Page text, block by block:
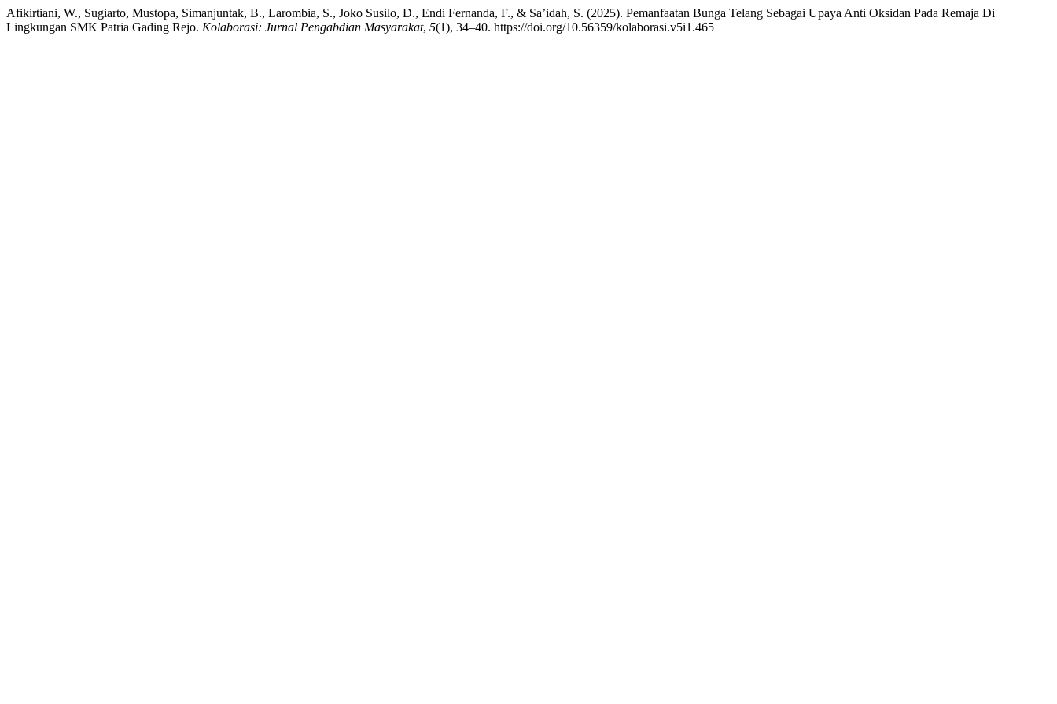
Afikirtiani, W., Sugiarto, Mustopa, Simanjuntak, B., Larombia, S., Joko Susilo, D., Endi Fernanda, F., & Sa’idah, S. (2025). Pemanfaatan Bunga Telang Sebagai Upaya Anti Oksidan Pada Remaja Di
Lingkungan SMK Patria Gading Rejo. Kolaborasi: Jurnal Pengabdian Masyarakat, 5(1), 34–40. https://doi.org/10.56359/kolaborasi.v5i1.465